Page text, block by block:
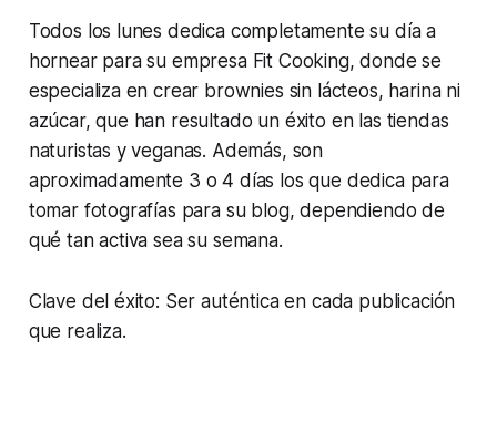
Todos los lunes dedica completamente su día a
hornear para su empresa Fit Cooking, donde se
especializa en crear brownies sin lácteos, harina ni
azúcar, que han resultado un éxito en las tiendas
naturistas y veganas. Además, son
aproximadamente 3 o 4 días los que dedica para
tomar fotografías para su blog, dependiendo de
qué tan activa sea su semana.
Clave del éxito: Ser auténtica en cada publicación
que realiza.